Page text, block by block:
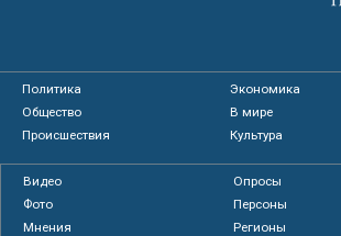
Политика
Экономика
Общество
В мире
Происшествия
Культура
Видео
Опросы
Фото
Персоны
Мнения
Регионы